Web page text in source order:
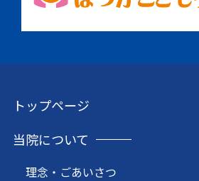
トップページ
当院について
理念・ごあいさつ